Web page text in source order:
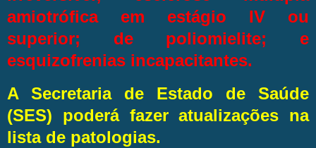
amiotrófica em estágio IV ou
superior; de poliomielite; e
esquizofrenias incapacitantes.
A Secretaria de Estado de Saúde
(SES) poderá fazer atualizações na
lista de patologias.